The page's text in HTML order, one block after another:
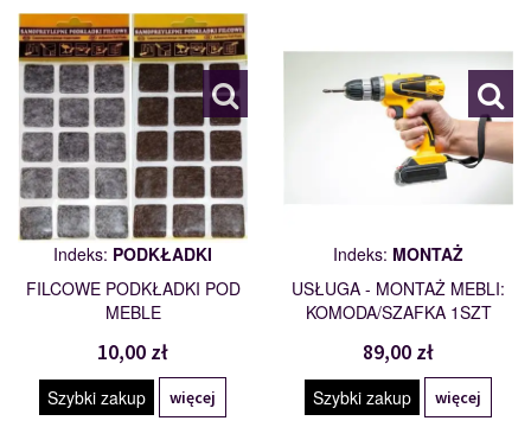
PODKŁADKI
110562
Indeks: PODKŁADKI
FILCOWE PODKŁADKI POD
MEBLE
10,00 zł
Szybki zakup więcej
Indeks: MONTAŻ
USŁUGA - MONTAŻ MEBLI:
KOMODA/SZAFKA 1SZT
89,00 zł
Szybki zakup więcej